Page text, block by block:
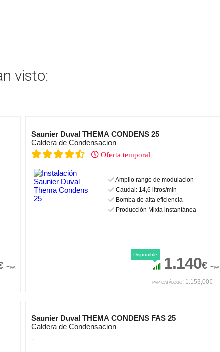
visto:
+iva
Saunier Duval THEMA CONDENS 25
Caldera de Condensacion
Oferta temporal
Amplio rango de modulacion
Caudal: 14,6 litros/min
Bomba de alta eficiencia
Producción Mixta instantánea
Disponible 1.140€ +iva
pvp catálogo: 1.153,00€
Saunier Duval THEMA CONDENS FAS 25
Caldera de Condensacion
-